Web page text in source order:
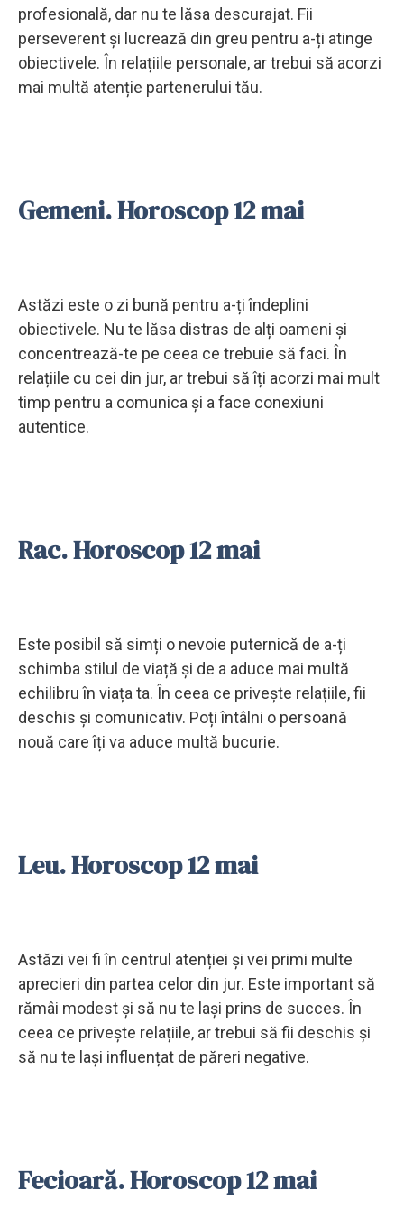
profesională, dar nu te lăsa descurajat. Fii
perseverent și lucrează din greu pentru a-ți atinge
obiectivele. În relațiile personale, ar trebui să acorzi
mai multă atenție partenerului tău.
Gemeni. Horoscop 12 mai
Astăzi este o zi bună pentru a-ți îndeplini
obiectivele. Nu te lăsa distras de alți oameni și
concentrează-te pe ceea ce trebuie să faci. În
relațiile cu cei din jur, ar trebui să îți acorzi mai mult
timp pentru a comunica și a face conexiuni
autentice.
Rac. Horoscop 12 mai
Este posibil să simți o nevoie puternică de a-ți
schimba stilul de viață și de a aduce mai multă
echilibru în viața ta. În ceea ce privește relațiile, fii
deschis și comunicativ. Poți întâlni o persoană
nouă care îți va aduce multă bucurie.
Leu. Horoscop 12 mai
Astăzi vei fi în centrul atenției și vei primi multe
aprecieri din partea celor din jur. Este important să
rămâi modest și să nu te lași prins de succes. În
ceea ce privește relațiile, ar trebui să fii deschis și
să nu te lași influențat de păreri negative.
Fecioară. Horoscop 12 mai